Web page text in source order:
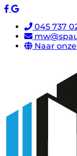
045 737
Naar